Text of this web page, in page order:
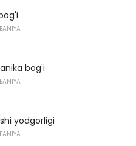
bog'i
yodgorligi